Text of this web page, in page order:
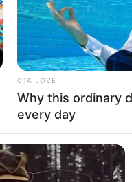
CTA LOVE
Why this ordinary
every day